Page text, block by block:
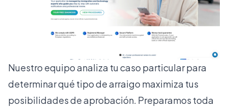
Nuestro equipo analiza tu caso particular para
determinar qué tipo de arraigo maximiza tus
posibilidades de aprobación. Preparamos toda